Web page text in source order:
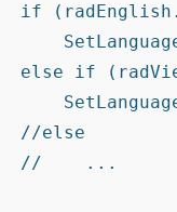
if
else if
//else
//    ...